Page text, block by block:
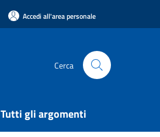
Accedi all'area personale
Cerca
Tutti gli argomenti